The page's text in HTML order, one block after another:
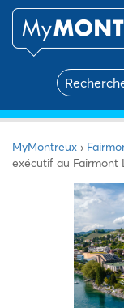
MyMontreux ›
exécutif au Fairmont